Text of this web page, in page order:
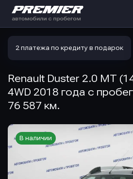
2 платежа по кредиту в подарок
Renault Duster 2.0 MT
4WD 2018 года с
76 587 км.
В наличии